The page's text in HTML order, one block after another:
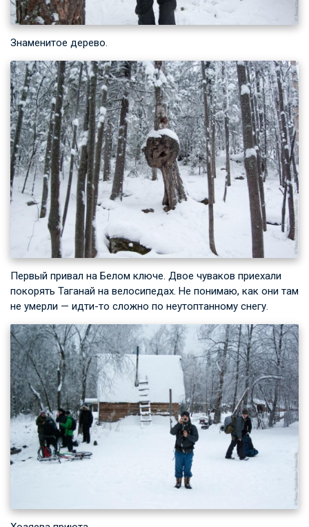
Знаменитое дерево.
Первый привал на Белом ключе. Двое чуваков приехали
покорять Таганай на велосипедах. Не понимаю, как они там
не умерли — идти-то сложно по неутоптанному снегу.